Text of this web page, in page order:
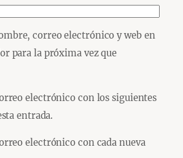
correo electrónico y web en
para la próxima vez que
electrónico con los siguientes
entrada.
electrónico con cada nueva